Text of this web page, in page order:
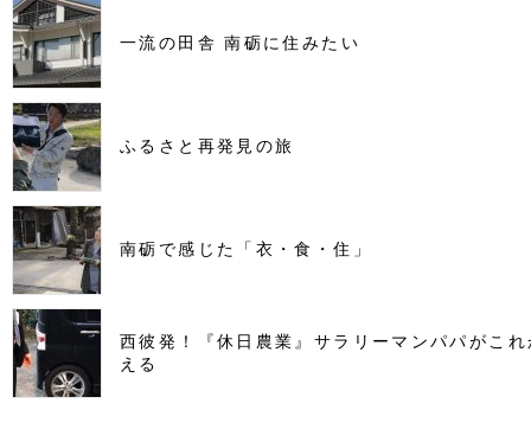
一流の田舎 南砺に住みたい
ふるさと再発見の旅
南砺で感じた「衣・食・住」
西彼発！『休日農業』サラリーマンパパがこ
える